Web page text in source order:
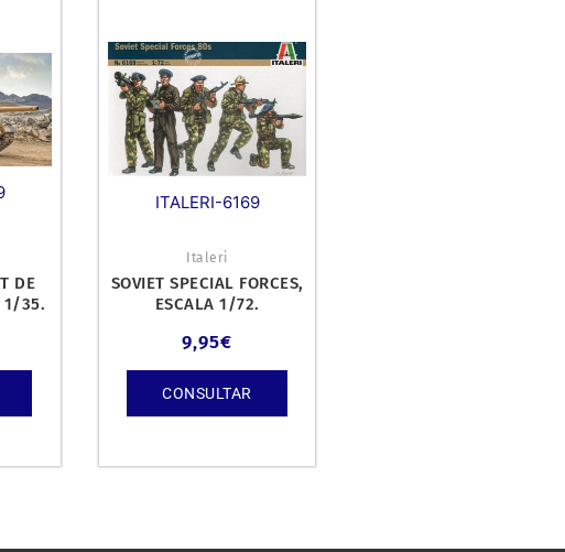
DE
1/35.
ITALERI-6169
Italeri
SOVIET SPECIAL FORCES,
ESCALA 1/72.
9,95€
CONSULTAR